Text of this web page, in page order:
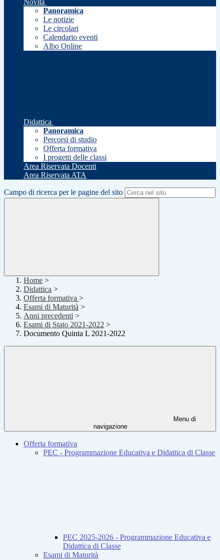
Novità
Panoramica
Le notizie
Le circolari
Calendario eventi
Albo Online
Didattica
Panoramica
Percorsi di studio
Offerta formativa
I progetti delle classi
Area Riservata Docenti
Area Riservata ATA
Campo di ricerca per le pagine del sito
Home >
Didattica >
Offerta formativa >
Esami di Maturità >
Anni precedenti >
Esami di Stato 2021-2022 >
Documento Quinta L 2021-2022
Menu di
navigazione
Offerta formativa
PEC - Programmazione Educativa e Didattica di Classe
PEC 2025-2026 - Programmazione Educativa e
Didattica di Classe
Esami di Maturità